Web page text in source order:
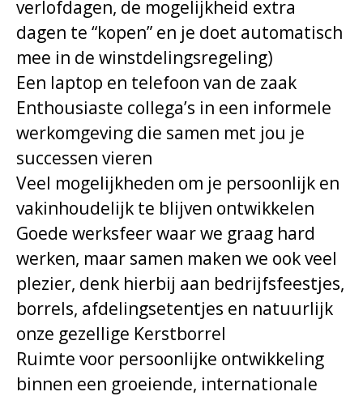
verlofdagen, de mogelijkheid extra
dagen te “kopen” en je doet automatisch
mee in de winstdelingsregeling)
Een laptop en telefoon van de zaak
Enthousiaste collega’s in een informele
werkomgeving die samen met jou je
successen vieren
Veel mogelijkheden om je persoonlijk en
vakinhoudelijk te blijven ontwikkelen
Goede werksfeer waar we graag hard
werken, maar samen maken we ook veel
plezier, denk hierbij aan bedrijfsfeestjes,
borrels, afdelingsetentjes en natuurlijk
onze gezellige Kerstborrel
Ruimte voor persoonlijke ontwikkeling
binnen een groeiende, internationale